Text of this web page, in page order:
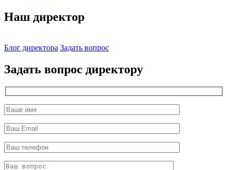
Наш директор
Блог директора Задать вопрос
Задать вопрос директору